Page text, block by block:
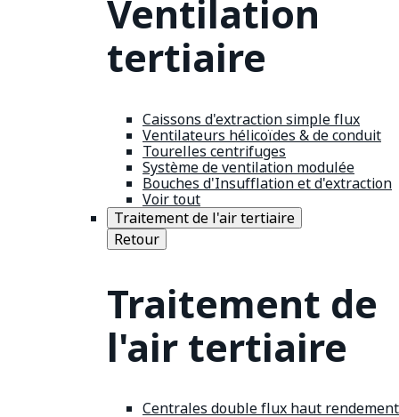
Ventilation
tertiaire
Caissons d'extraction simple flux
Ventilateurs hélicoïdes & de conduit
Tourelles centrifuges
Système de ventilation modulée
Bouches d'Insufflation et d'extraction
Voir tout
Traitement de l'air tertiaire
Retour
Traitement de
l'air tertiaire
Centrales double flux haut rendement